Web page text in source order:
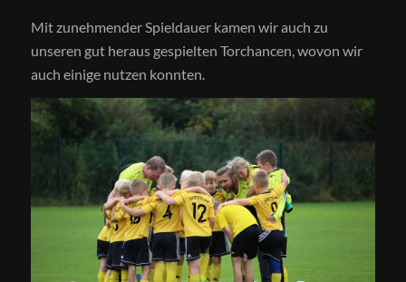
Mit zunehmender Spieldauer kamen wir auch zu
unseren gut heraus gespielten Torchancen, wovon wir
auch einige nutzen konnten.